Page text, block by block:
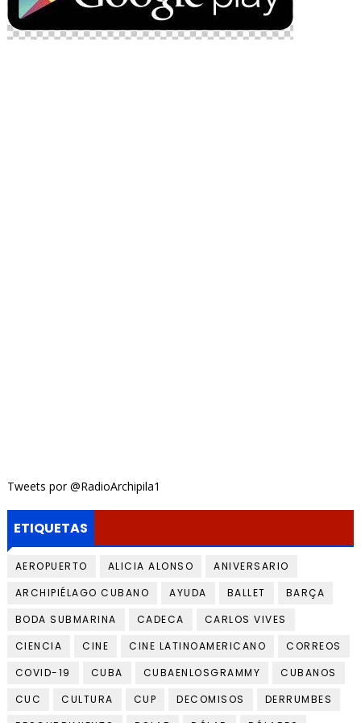
Tweets por @RadioArchipila1
ETIQUETAS
AEROPUERTO ALICIA ALONSO
ANIVERSARIO
ARCHIPIÉLAGO CUBANO
AYUDA BALLET
BARÇA
BODA SUBMARINA
CADECA
CARLOS VIVES
CIENCIA
CINE CINE LATINOAMERICANO
CORREOS
COVID-19
CUBA CUBAENLOSGRAMMY
CUBANOS
CUC
CULTURA CUP DECOMISOS
DERRUMBES